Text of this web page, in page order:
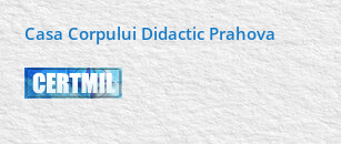
Casa Corpului Didactic Prahova